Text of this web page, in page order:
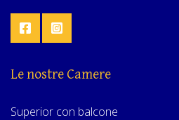
Le nostre Camere
Superior con balcone